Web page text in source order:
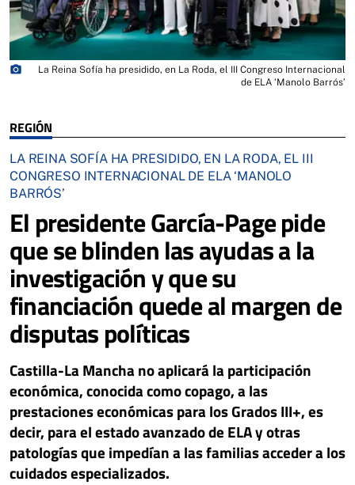
REGIÓN
LA REINA SOFÍA HA PRESIDIDO, EN LA RODA, EL III
CONGRESO INTERNACIONAL DE ELA ‘MANOLO
BARRÓS’
El presidente García-Page pide
que se blinden las ayudas a la
investigación y que su
financiación quede al margen de
disputas políticas
Castilla-La Mancha no aplicará la participación
económica, conocida como copago, a las
prestaciones económicas para los Grados III+, es
decir, para el estado avanzado de ELA y otras
patologías que impedían a las familias acceder a los
cuidados especializados.
photo_camera
La Reina Sofía ha presidido, en La Roda, el III Congreso Internacional
de ELA ‘Manolo Barrós’